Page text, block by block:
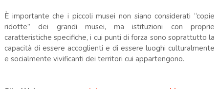
È importante che i piccoli musei non siano considerati “copie
ridotte” dei grandi musei, ma istituzioni con proprie
caratteristiche specifiche, i cui punti di forza sono soprattutto la
capacità di essere accoglienti e di essere luoghi culturalmente
e socialmente vivificanti dei territori cui appartengono.